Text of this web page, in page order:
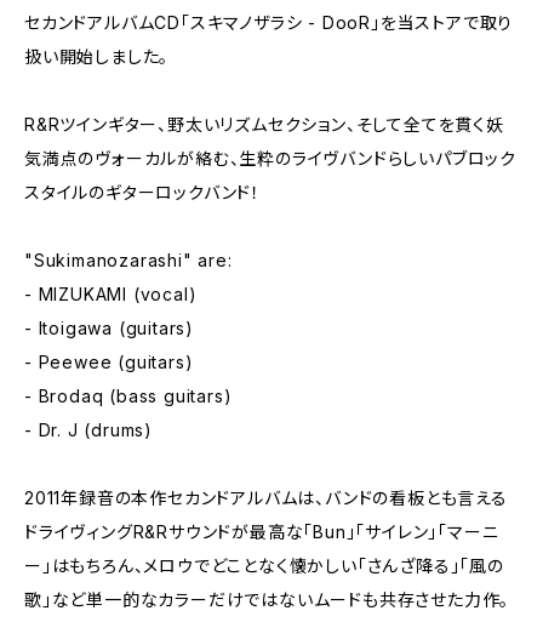
セカンドアルバムCD「スキマノザラシ - DooR」を当ストアで取り
扱い開始しました。
R&Rツインギター、野太いリズムセクション、そして全てを貫く妖
気満点のヴォーカルが絡む、生粋のライヴバンドらしいパブロック
スタイルのギターロックバンド！
"Sukimanozarashi" are:
- MIZUKAMI (vocal)
- Itoigawa (guitars)
- Peewee (guitars)
- Brodaq (bass guitars)
- Dr. J (drums)
2011年録音の本作セカンドアルバムは、バンドの看板とも言える
ドライヴィングR&Rサウンドが最高な「Bun」「サイレン」「マーニ
ー」はもちろん、メロウでどことなく懐かしい「さんざ降る」「風の
歌」など単一的なカラーだけではないムードも共存させた力作。